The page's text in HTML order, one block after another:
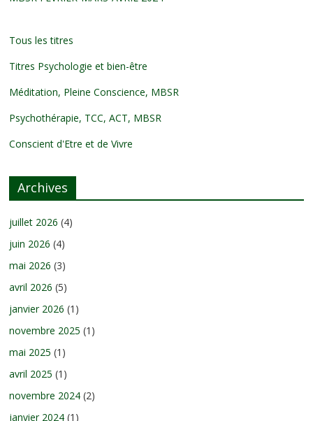
Tous les titres
Titres Psychologie et bien-être
Méditation, Pleine Conscience, MBSR
Psychothérapie, TCC, ACT, MBSR
Conscient d'Etre et de Vivre
Archives
juillet 2026 (4)
juin 2026 (4)
mai 2026 (3)
avril 2026 (5)
janvier 2026 (1)
novembre 2025 (1)
mai 2025 (1)
avril 2025 (1)
novembre 2024 (2)
janvier 2024 (1)